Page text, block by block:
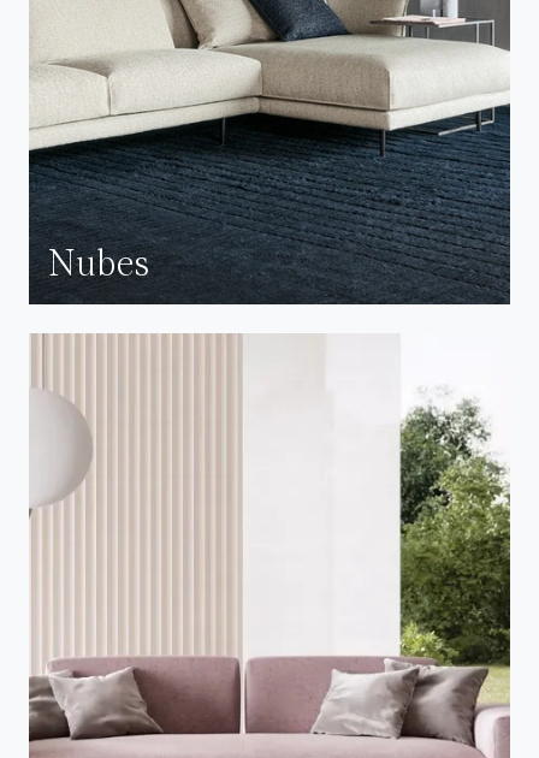
Nubes